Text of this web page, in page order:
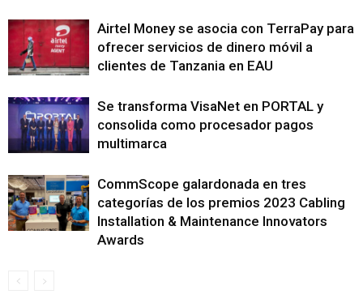
Airtel Money se asocia con TerraPay para
ofrecer servicios de dinero móvil a
clientes de Tanzania en EAU
Se transforma VisaNet en PORTAL y
consolida como procesador pagos
multimarca
CommScope galardonada en tres
categorías de los premios 2023 Cabling
Installation & Maintenance Innovators
Awards